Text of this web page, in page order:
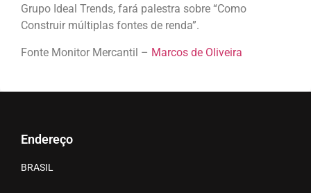
Grupo Ideal Trends, fará palestra sobre “Como
Construir múltiplas fontes de renda”.
Fonte Monitor Mercantil – Marcos de Oliveira
Endereço
BRASIL